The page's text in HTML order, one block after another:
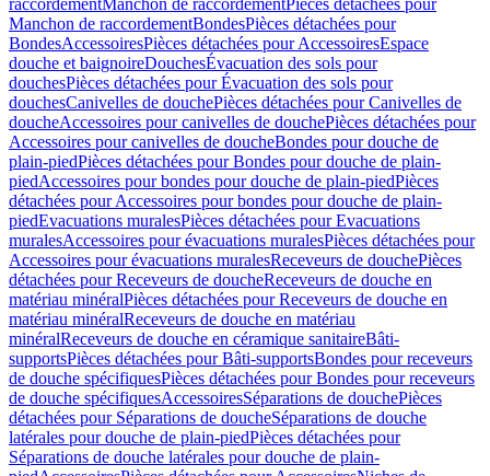
raccordementManchon de raccordementPièces détachées pour
Manchon de raccordementBondesPièces détachées pour
BondesAccessoiresPièces détachées pour AccessoiresEspace
douche et baignoireDouchesÉvacuation des sols pour
douchesPièces détachées pour Évacuation des sols pour
douchesCanivelles de douchePièces détachées pour Canivelles de
doucheAccessoires pour canivelles de douchePièces détachées pour
Accessoires pour canivelles de doucheBondes pour douche de
plain-piedPièces détachées pour Bondes pour douche de plain-
piedAccessoires pour bondes pour douche de plain-piedPièces
détachées pour Accessoires pour bondes pour douche de plain-
piedEvacuations muralesPièces détachées pour Evacuations
muralesAccessoires pour évacuations muralesPièces détachées pour
Accessoires pour évacuations muralesReceveurs de douchePièces
détachées pour Receveurs de doucheReceveurs de douche en
matériau minéralPièces détachées pour Receveurs de douche en
matériau minéralReceveurs de douche en matériau
minéralReceveurs de douche en céramique sanitaireBâti-
supportsPièces détachées pour Bâti-supportsBondes pour receveurs
de douche spécifiquesPièces détachées pour Bondes pour receveurs
de douche spécifiquesAccessoiresSéparations de douchePièces
détachées pour Séparations de doucheSéparations de douche
latérales pour douche de plain-piedPièces détachées pour
Séparations de douche latérales pour douche de plain-